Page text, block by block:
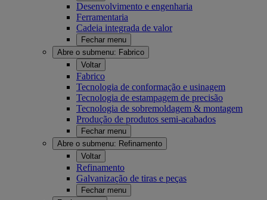
Desenvolvimento e engenharia
Ferramentaria
Cadeia integrada de valor
Fechar menu
Abre o submenu: Fabrico
Voltar
Fabrico
Tecnologia de conformação e usinagem
Tecnologia de estampagem de precisão
Tecnologia de sobremoldagem & montagem
Produção de produtos semi-acabados
Fechar menu
Abre o submenu: Refinamento
Voltar
Refinamento
Galvanização de tiras e peças
Fechar menu